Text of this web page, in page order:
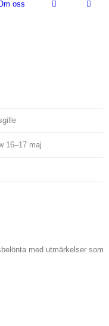
oss
16–17 maj
med utmärkelser som